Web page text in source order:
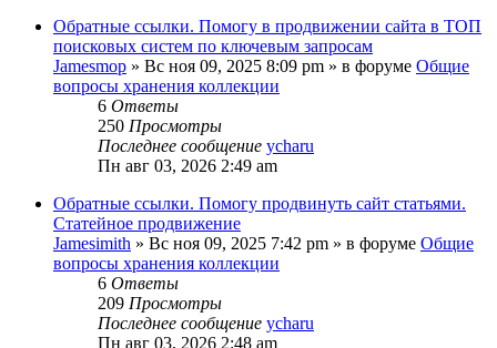
Обратные ссылки. Помогу в продвижении сайта в ТОП
поисковых систем по ключевым запросам
Jamesmop » Вс ноя 09, 2025 8:09 pm » в форуме Общие
вопросы хранения коллекции
6 Ответы
250 Просмотры
Последнее сообщение ycharu
Пн авг 03, 2026 2:49 am
Обратные ссылки. Помогу продвинуть сайт статьями.
Статейное продвижение
Jamesimith » Вс ноя 09, 2025 7:42 pm » в форуме Общие
вопросы хранения коллекции
6 Ответы
209 Просмотры
Последнее сообщение ycharu
Пн авг 03, 2026 2:48 am